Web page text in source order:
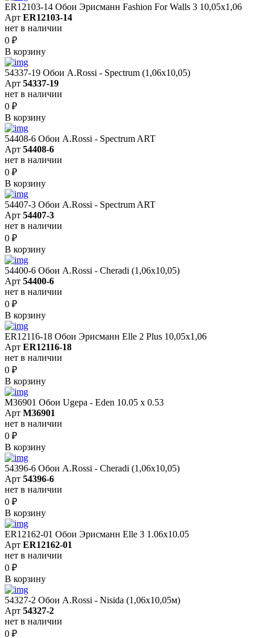
ER12103-14 Обои Эрисманн Fashion For Walls 3 10,05x1,06
Арт ER12103-14
нет в наличии
0 ₽
В корзину
54337-19 Обои A.Rossi - Spectrum (1,06x10,05)
Арт 54337-19
нет в наличии
0 ₽
В корзину
54408-6 Обои A.Rossi - Spectrum ART
Арт 54408-6
нет в наличии
0 ₽
В корзину
54407-3 Обои A.Rossi - Spectrum ART
Арт 54407-3
нет в наличии
0 ₽
В корзину
54400-6 Обои A.Rossi - Cheradi (1,06x10,05)
Арт 54400-6
нет в наличии
0 ₽
В корзину
ER12116-18 Обои Эрисманн Elle 2 Plus 10,05x1,06
Арт ER12116-18
нет в наличии
0 ₽
В корзину
M36901 Обои Ugepa - Eden 10.05 х 0.53
Арт M36901
нет в наличии
0 ₽
В корзину
54396-6 Обои A.Rossi - Cheradi (1,06x10,05)
Арт 54396-6
нет в наличии
0 ₽
В корзину
ER12162-01 Обои Эрисманн Elle 3 1.06x10.05
Арт ER12162-01
нет в наличии
0 ₽
В корзину
54327-2 Обои A.Rossi - Nisida (1,06x10,05м)
Арт 54327-2
нет в наличии
0 ₽